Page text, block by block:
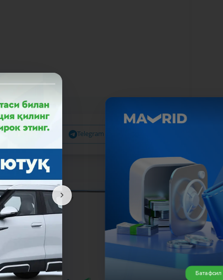
Facebook Telegram